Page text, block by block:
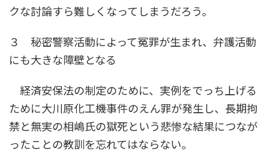
クな討論すら難しくなってしまうだろう。
３ 秘密警察活動によって冤罪が生まれ、弁護活動
にも大きな障壁となる
経済安保法の制定のために、実例をでっち上げる
ために大川原化工機事件のえん罪が発生し、長期拘
禁と無実の相嶋氏の獄死という悲惨な結果につなが
ったことの教訓を忘れてはならない。